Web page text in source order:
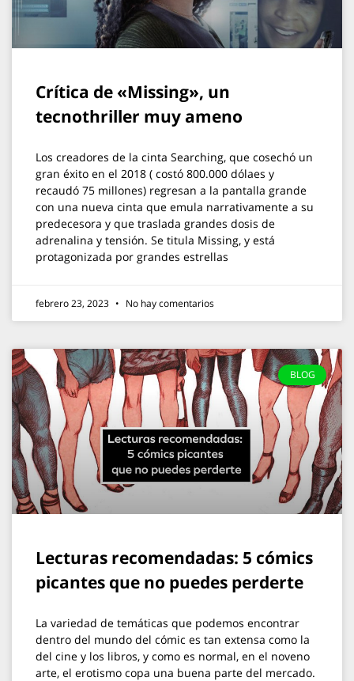
Crítica de «Missing», un
tecnothriller muy ameno
Los creadores de la cinta Searching, que cosechó un
gran éxito en el 2018 ( costó 800.000 dólaes y
recaudó 75 millones) regresan a la pantalla grande
con una nueva cinta que emula narrativamente a su
predecesora y que traslada grandes dosis de
adrenalina y tensión. Se titula Missing, y está
protagonizada por grandes estrellas
febrero 23, 2023 No hay comentarios
BLOG
Lecturas recomendadas: 5 cómics
picantes que no puedes perderte
La variedad de temáticas que podemos encontrar
dentro del mundo del cómic es tan extensa como la
del cine y los libros, y como es normal, en el noveno
arte, el erotismo copa una buena parte del mercado.